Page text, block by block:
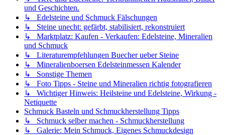
und Geschichten.
↳ Edelsteine und Schmuck Fälschungen
↳ Steine unecht: gefärbt, stabilisiert, rekonstruiert
↳ Marktplatz: Kaufen - Verkaufen: Edelsteine, Mineralien
und Schmuck
↳ Literaturempfehlungen Buecher ueber Steine
↳ Mineralienboersen Edelsteinmessen Kalender
↳ Sonstige Themen
↳ Foto Tipps - Steine und Mineralien richtig fotografieren
↳ Wichtiger Hinweis: Heilsteine und Edelsteine, Wirkung -
Netiquette
Schmuck Basteln und Schmuckherstellung Tipps
↳ Schmuck selber machen - Schmuckherstellung
↳ Galerie: Mein Schmuck, Eigenes Schmuckdesign